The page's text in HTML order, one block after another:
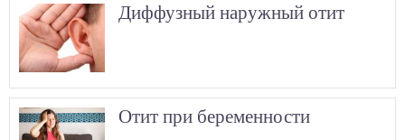
Диффузный наружный отит
Отит при беременности